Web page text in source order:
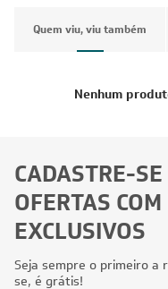
Quem viu, viu também
Nenhum
CADASTRE-
OFERTAS COM
EXCLUSIVOS
Seja sempre o primeiro a
se, é grátis!